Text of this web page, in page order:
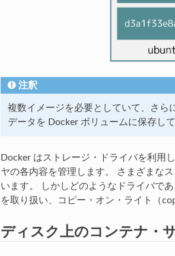
注釈
複数イメージを必要としていて、さら
データを Docker ボリュームに保存し
Docker はストレージ・ドライバを利用
ヤの各内容を管理します。 さまざまな
います。 しかしどのようなドライバで
を取り扱い、コピー・オン・ライト（
ディスク上のコンテナ・